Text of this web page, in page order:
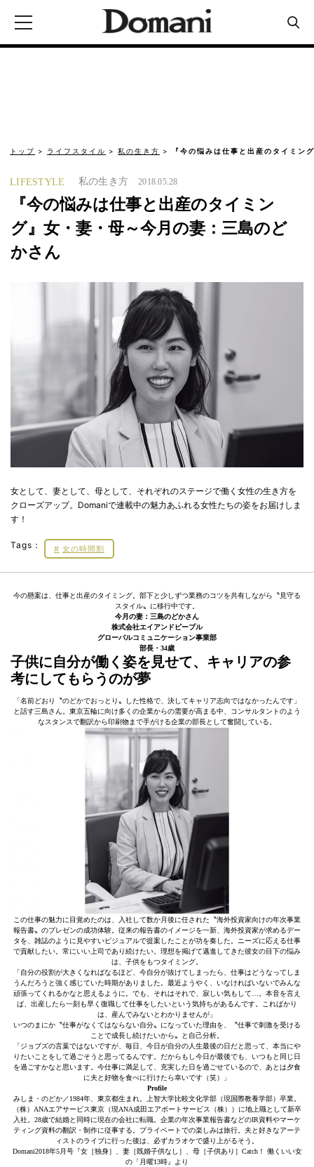
トップ ライフスタイル 私の生き方 『今の悩みは仕事と出産のタイミン
LIFESTYLE 私の生き方 2018.05.28
『今の悩みは仕事と出産のタイミン
グ』女・妻・母～今月の妻：三島のど
かさん
女として、妻として、母として、それぞれのステージで働く女性の生き方を
クローズアップ。Domaniで連載中の魅力あふれる女性たちの姿をお届けしま
す！
Tags： 女の時間割
今の懸案は、仕事と出産のタイミング。部下と少しずつ業務のコツを共有しながら〝見守る
スタイル〟に移行中です。
今月の妻：三島のどかさん
株式会社エイアンドピープル
グローバルコミュニケーション事業部
部長・34歳
子供に自分が働く姿を見せて、キャリアの参
考にしてもらうのが夢
「名前どおり〝のどかでおっとり〟した性格で、決してキャリア志向ではなかったんです」
と話す三島さん。東京五輪に向け多くの企業からの需要が高まる中、コンサルタントのよう
なスタンスで翻訳から印刷物まで手がける企業の部長として奮闘している。
この仕事の魅力に目覚めたのは、入社して数か月後に任された〝海外投資家向けの年次事業
報告書〟のプレゼンの成功体験。従来の報告書のイメージを一新、海外投資家が求めるデー
タを、雑誌のように見やすいビジュアルで提案したことが功を奏した。ニーズに応える仕事
で貢献したい。常にいい上司であり続けたい。理想を掲げて邁進してきた彼女の目下の悩み
は、子供をもつタイミング。
「自分の役割が大きくなればなるほど、今自分が抜けてしまったら、仕事はどうなってしま
うんだろうと強く感じていた時期がありました。最近ようやく、いなければいないでみんな
頑張ってくれるかなと思えるように。でも、それはそれで、寂しい気もして…。本音を言え
ば、出産したら一刻も早く復職して仕事をしたいという気持ちがあるんです。こればかり
は、産んでみないとわかりませんが」
いつのまにか〝仕事がなくてはならない自分〟になっていた理由を、〝仕事で刺激を受ける
ことで成長し続けたいから〟と自己分析。
「ジョブズの言葉ではないですが、毎日、今日が自分の人生最後の日だと思って、本当にや
りたいことをして過ごそうと思ってるんです。だからもし今日が最後でも、いつもと同じ日
を過ごすかなと思います。今仕事に満足して、充実した日を過ごせているので、あとは夕食
に夫と好物を食べに行けたら幸いです（笑）」
Profile
みしま・のどか／1984年、東京都生まれ。上智大学比較文化学部（現国際教養学部）卒業。
（株）ANAエアサービス東京（現ANA成田エアポートサービス（株））に地上職として新卒
入社。28歳で結婚と同時に現在の会社に転職。企業の年次事業報告書などのIR資料やマーケ
ティング資料の翻訳・制作に従事する。プライベートでの楽しみは旅行。夫と好きなアーテ
ィストのライブに行った後は、必ずカラオケで盛り上がるそう。
Domani2018年5月号『女［独身］、妻［既婚子供なし］、母［子供あり］Catch！ 働くいい女
の「月曜13時』より